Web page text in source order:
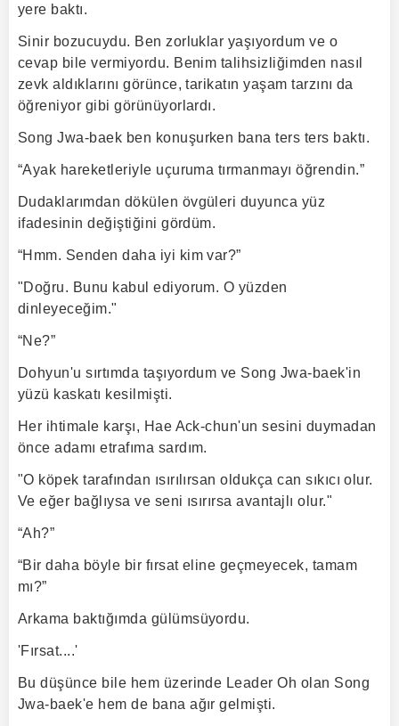
yere baktı.
Sinir bozucuydu. Ben zorluklar yaşıyordum ve o
cevap bile vermiyordu. Benim talihsizliğimden nasıl
zevk aldıklarını görünce, tarikatın yaşam tarzını da
öğreniyor gibi görünüyorlardı.
Song Jwa-baek ben konuşurken bana ters ters baktı.
“Ayak hareketleriyle uçuruma tırmanmayı öğrendin.”
Dudaklarımdan dökülen övgüleri duyunca yüz
ifadesinin değiştiğini gördüm.
“Hmm. Senden daha iyi kim var?”
"Doğru. Bunu kabul ediyorum. O yüzden
dinleyeceğim."
“Ne?”
Dohyun'u sırtımda taşıyordum ve Song Jwa-baek'in
yüzü kaskatı kesilmişti.
Her ihtimale karşı, Hae Ack-chun'un sesini duymadan
önce adamı etrafıma sardım.
"O köpek tarafından ısırılırsan oldukça can sıkıcı olur.
Ve eğer bağlıysa ve seni ısırırsa avantajlı olur."
“Ah?”
“Bir daha böyle bir fırsat eline geçmeyecek, tamam
mı?”
Arkama baktığımda gülümsüyordu.
'Fırsat....'
Bu düşünce bile hem üzerinde Leader Oh olan Song
Jwa-baek'e hem de bana ağır gelmişti.